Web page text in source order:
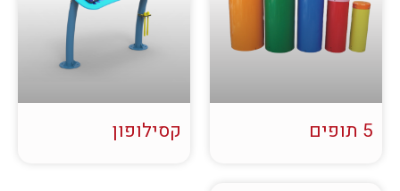
5 תופים קסילופון